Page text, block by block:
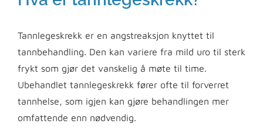
Tannlegeskrekk er en angstreaksjon knyttet til
tannbehandling. Den kan variere fra mild uro til sterk
frykt som gjør det vanskelig å møte til time.
Ubehandlet tannlegeskrekk fører ofte til forverret
tannhelse, som igjen kan gjøre behandlingen mer
omfattende enn nødvendig.